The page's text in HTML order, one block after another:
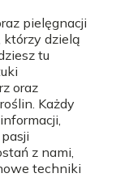
pielęgnacji
którzy dzielą
tu
oraz
Każdy
z nami,
techniki